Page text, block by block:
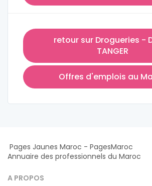
retour sur Drogueries -
TANGER
Offres d'emplois au
Pages Jaunes Maroc - PagesMaroc
Annuaire des professionnels du Maroc
A PROPOS